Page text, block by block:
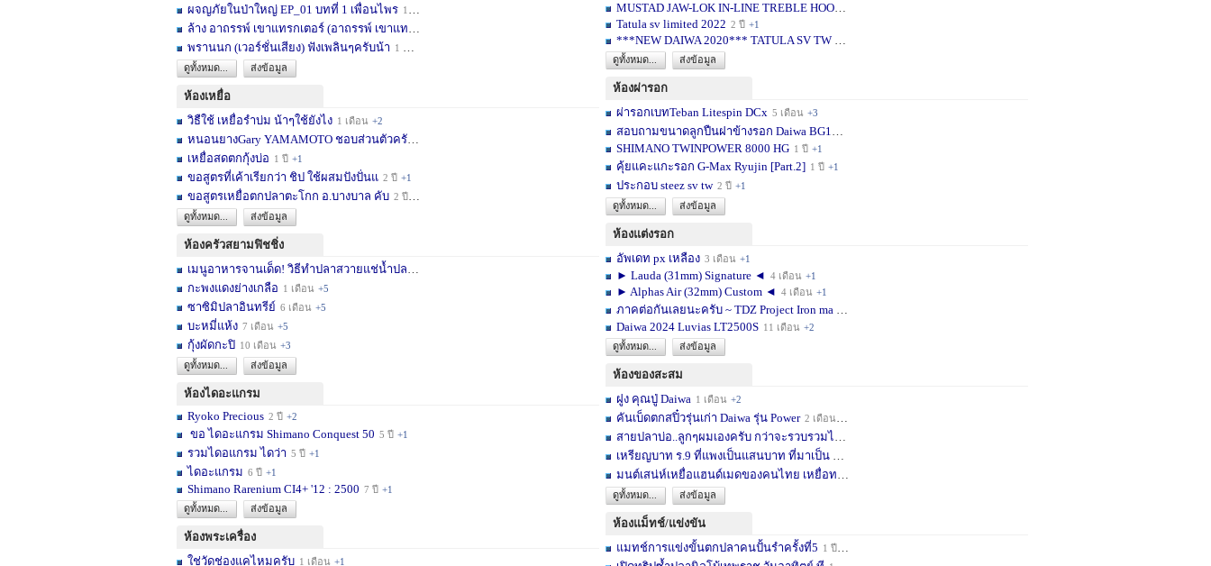
ผจญภัยในป่าใหญ่ EP_01 บทที่ 1 เพื่อนไพร 11 เดือน
ล้าง อาถรรพ์ เขาแทรกเตอร์ (อาถรรพ์ เขาแท
พรานนก (เวอร์ชั่นเสียง) ฟังเพลินๆครับน้า 1 ปี
ดูทั้งหมด...
ส่งข้อมูล
ห้องเหยื่อ
วิธืใช้ เหยื่อรำบ่ม น้าๆใช้ยังไง 1 เดือน +2
หนอนยางGary YAMAMOTO ชอบส่วนตัวครับ... เ
เหยื่อสดตกกุ้งบ่อ 1 ปี +1
ขอสูตรที่เค้าเรียกว่า ชิป ใช้ผสมปังปั่นแ 2 ปี +1
ขอสูตรเหยื่อตกปลาตะโกก อ.บางบาล คับ 2 ปี
ดูทั้งหมด...
ส่งข้อมูล
ห้องครัวสยามฟิชชิ่ง
เมนูอาหารจานเด็ด! วิธีทำปลาสวายแช่น้ำปลา
กะพงแดงย่างเกลือ 1 เดือน +5
ซาซิมิปลาอินทรีย์ 6 เดือน +5
บะหมี่แห้ง 7 เดือน +5
กุ้งผัดกะปิ 10 เดือน +3
ดูทั้งหมด...
ส่งข้อมูล
ห้องไดอะแกรม
Ryoko Precious 2 ปี +2
ขอ ไดอะแกรม Shimano Conquest 50 5 ปี +1
รวมไดอแกรม ไดว่า 5 ปี +1
ไดอะแกรม 6 ปี +1
Shimano Rarenium CI4+ '12 : 2500 7 ปี +1
ดูทั้งหมด...
ส่งข้อมูล
ห้องพระเครื่อง
ใช่วัดช่องแคไหมครับ 1 เดือน +1
MUSTAD JAW-LOK IN-LINE TREBLE HOOK - 5X
Tatula sv limited 2022 2 ปี +1
***NEW DAIWA 2020*** TATULA SV TW
ดูทั้งหมด...
ส่งข้อมูล
ห้องผ่ารอก
ผ่ารอกเบทTeban Litespin DCx 5 เดือน +3
สอบถามขนาดลูกปืนฝาข้างรอก Daiwa BG10
SHIMANO TWINPOWER 8000 HG 1 ปี +1
คุ้ยแคะแกะรอก G-Max Ryujin [Part.2] 1 ปี +1
ประกอบ steez sv tw 2 ปี +1
ดูทั้งหมด...
ส่งข้อมูล
ห้องแต่งรอก
อัพเดท px เหลือง 3 เดือน +1
► Lauda (31mm) Signature ◄ 4 เดือน +1
► Alphas Air (32mm) Custom ◄ 4 เดือน +1
ภาคต่อกันเลยนะครับ ~ TDZ Project Iron ma
Daiwa 2024 Luvias LT2500S 11 เดือน +2
ดูทั้งหมด...
ส่งข้อมูล
ห้องของสะสม
ฝูง คุณปู่ Daiwa 1 เดือน +2
คันเบ็ดตกสปิ๋วรุ่นเก่า Daiwa รุ่น Power 2 เดือน
สายปลาบ่อ..ลูกๆผมเองครับ กว่าจะรวบรวมได้
เหรียญบาท ร.9 ที่แพงเป็นแสนบาท ที่มาเป็น
มนต์เสน่ห์เหยื่อแฮนด์เมดของคนไทย เหยื่อท
ดูทั้งหมด...
ส่งข้อมูล
ห้องแม็ทช์/แข่งขัน
แมทช์การแข่งขั้นตกปลาคนปั้นรำครั้งที่5 1 ปี